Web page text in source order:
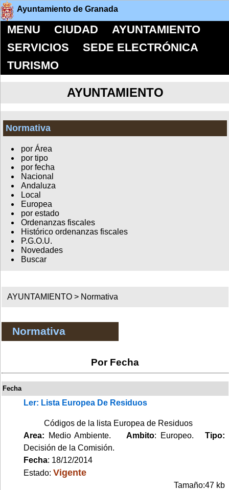
Ayuntamiento de Granada
MENU CIUDAD
AYUNTAMIENTO
SERVICIOS
SEDE ELECTRÓNICA
TURISMO
AYUNTAMIENTO
Normativa
por Área
por tipo
por fecha
Nacional
Andaluza
Local
Europea
por estado
Ordenanzas fiscales
Histórico ordenanzas fiscales
P.G.O.U.
Novedades
Buscar
AYUNTAMIENTO > Normativa
Normativa
Por Fecha
Fecha
Ler: Lista Europea De Residuos
Códigos de la lista Europea de Residuos
Area: Medio Ambiente. Ambito: Europeo. Tipo:
Decisión de la Comisión.
Fecha: 18/12/2014
Estado: Vigente
Tamaño:47 kb